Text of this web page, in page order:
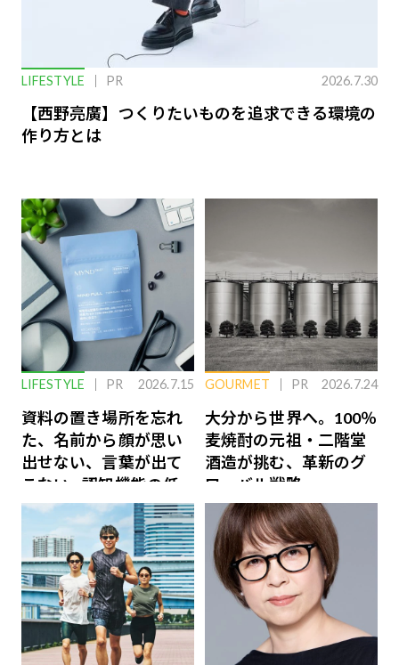
LIFESTYLE PR 2026.7.30
【西野亮廣】つくりたいものを追求できる環境の
作り方とは
LIFESTYLE PR 2026.7.15
資料の置き場所を忘れ
た、名前から顔が思い
出せない、言葉が出て
こない…認知機能の低
下を救う、脳のインナ
ーケアとは
GOURMET PR 2026.7.24
大分から世界へ。100％
麦焼酎の元祖・二階堂
酒造が挑む、革新のグ
ローバル戦略